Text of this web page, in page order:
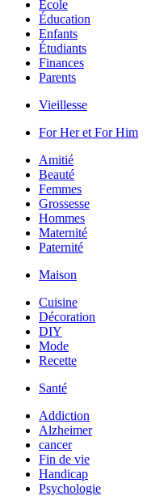
École
Éducation
Enfants
Étudiants
Finances
Parents
Vieillesse
For Her et For Him
Amitié
Beauté
Femmes
Grossesse
Hommes
Maternité
Paternité
Maison
Cuisine
Décoration
DIY
Mode
Recette
Santé
Addiction
Alzheimer
cancer
Fin de vie
Handicap
Psychologie